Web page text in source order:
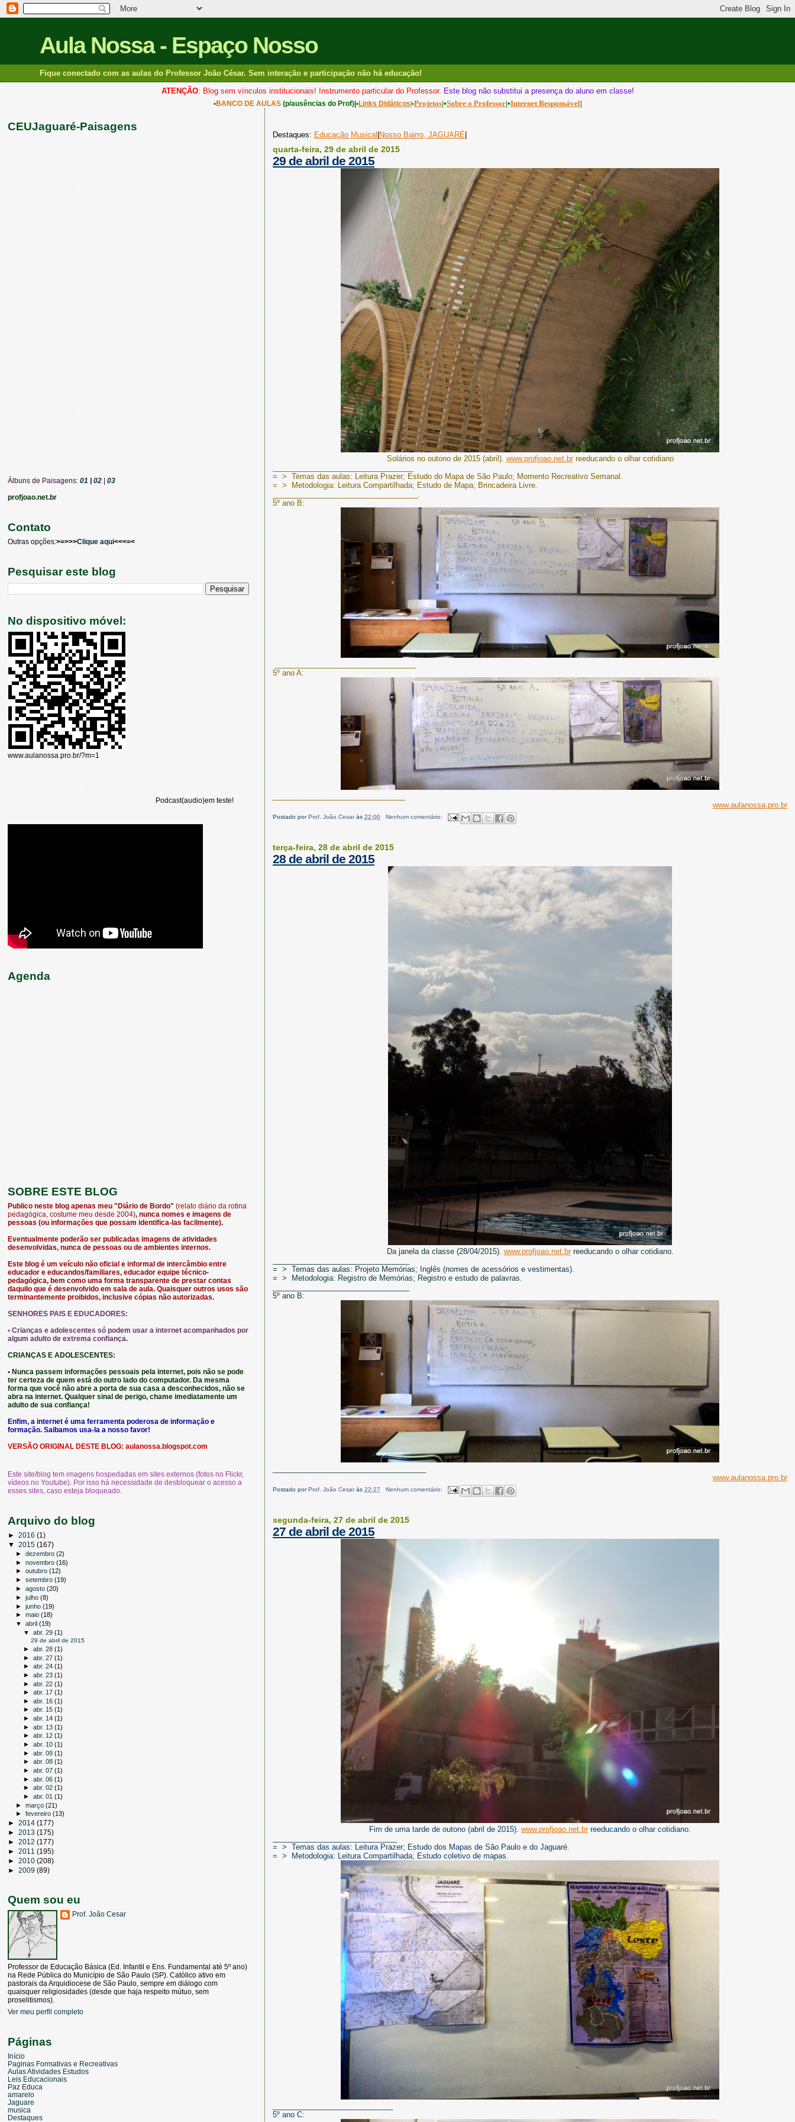
Aula Nossa - Espaço Nosso
Fique conectado com as aulas do Professor João César. Sem interação e participação não há educação!
ATENÇÃO: Blog sem vínculos institucionais! Instrumento particular do Professor. Este blog não substitui a presença do aluno em classe!
•BANCO DE AULAS(p/ausências do Prof)|•Links Didáticos|•Projetos|•Sobre o Professor|•Internet Responsável|
Destaques: Educação Musical|Nosso Bairro, JAGUARÉ|
quarta-feira, 29 de abril de 2015
29 de abril de 2015
Solários no outono de 2015 (abril). www.profjoao.net.brreeducando o olhar cotidiano
= > Temas das aulas: Leitura Prazer; Estudo do Mapa de São Paulo; Momento Recreativo Semanal.
= > Metodologia: Leitura Compartilhada; Estudo de Mapa; Brincadeira Livre.
5º ano B:
5º ano A:
www.aulanossa.pro.br
Postado porProf. João Cesar às22:00 Nenhum comentário:
terça-feira, 28 de abril de 2015
28 de abril de 2015
Da janela da classe (28/04/2015). www.profjoao.net.brreeducando o olhar cotidiano.
= > Temas das aulas: Projeto Memórias; Inglês (nomes de acessórios e vestimentas).
= > Metodologia: Registro de Memórias; Registro e estudo de palavras.
5º ano B:
www.aulanossa.pro.br
Postado porProf. João Cesar às22:27 Nenhum comentário:
segunda-feira, 27 de abril de 2015
27 de abril de 2015
Fim de uma tarde de outono (abril de 2015).www.profjoao.net.brreeducando o olhar cotidiano.
= > Temas das aulas: Leitura Prazer; Estudo dos Mapas de São Paulo e do Jaguaré.
= > Metodologia: Leitura Compartilhada; Estudo coletivo de mapas.
5º ano C:
CEUJaguaré-Paisagens
Álbuns de Paisagens: 01 02
03
profjoao.net.br
Contato
Outras opções:>=>>>Clique aqui<<<=<
Pesquisar este blog
No dispositivo móvel:
www.aulanossa.pro.br/?m=1
Podcast(audio)em teste!
Agenda
SOBRE ESTE BLOG
Publico neste blog apenas meu "Diário de Bordo" (relato diário da rotina
pedagógica, costume meu desde 2004), nunca nomes e imagens de
pessoas (ou informações que possam identifica-las facilmente).
Eventualmente poderão ser publicadas imagens de atividades
desenvolvidas, nunca de pessoas ou de ambientes internos.
Este blog é um veículo não oficial e informal de intercâmbio entre
educador e educandos/familiares, educador equipe técnico-
pedagógica, bem como uma forma transparente de prestar contas
daquilo que é desenvolvido em sala de aula. Quaisquer outros usos são
terminantemente proibidos, inclusive cópias não autorizadas.
SENHORES PAIS E EDUCADORES:
• Crianças e adolescentes só podem usar a internet acompanhados por
algum adulto de extrema confiança.
CRIANÇAS E ADOLESCENTES:
• Nunca passem informações pessoais pela internet, pois não se pode
ter certeza de quem está do outro lado do computador. Da mesma
forma que você não abre a porta de sua casa a desconhecidos, não se
abra na internet. Qualquer sinal de perigo, chame imediatamente um
adulto de sua confiança!
Enfim, a internet é uma ferramenta poderosa de informação e
formação. Saibamos usa-la a nosso favor!
VERSÃO ORIGINAL DESTE BLOG: aulanossa.blogspot.com
Este site/blog tem imagens hospedadas em sites externos (fotos no Flickr,
vídeos no Youtube). Por isso há necessidade de desbloquear o acesso a
esses sites, caso esteja bloqueado.
Arquivo do blog
► 2016 (1)
▼ 2015 (167)
►dezembro(2)
►novembro(16)
►outubro(12)
►setembro(19)
►agosto(20)
►julho(8)
►junho(19)
►maio(18)
▼abril(19)
▼abr. 29(1)
29 de abril de 2015
►abr. 28(1)
►abr. 27(1)
►abr. 24(1)
►abr. 23(1)
►abr. 22(1)
►abr. 17(1)
►abr. 16(1)
►abr. 15(1)
►abr. 14(1)
►abr. 13(1)
►abr. 12(1)
►abr. 10(1)
►abr. 09(1)
►abr. 08(1)
►abr. 07(1)
►abr. 06(1)
►abr. 02(1)
►abr. 01(1)
►março(21)
►fevereiro(13)
► 2014 (177)
► 2013 (175)
► 2012 (177)
► 2011 (195)
► 2010 (208)
► 2009 (89)
Quem sou eu
Prof. João Cesar
Professor de Educação Básica (Ed. Infantil e Ens. Fundamental até 5º ano)
na Rede Pública do Município de São Paulo (SP). Católico ativo em
pastorais da Arquidiocese de São Paulo, sempre em diálogo com
quaisquer religiosidades (desde que haja respeito mútuo, sem
proselitismos).
Ver meu perfil completo
Páginas
Início
Paginas Formativas e Recreativas
Aulas Atividades Estudos
Leis Educacionais
Paz Educa
amarelo
Jaguare
musica
Destaques